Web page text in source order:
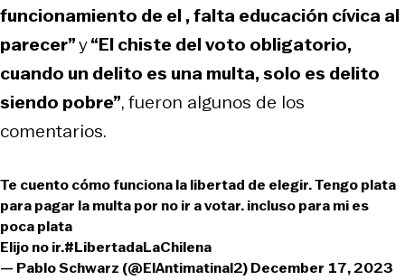
funcionamiento de el , falta educación cívica al
parecer”y“El chiste del voto obligatorio,
cuando un delito es una multa, solo es delito
siendo pobre”, fueron algunos de los
comentarios.
Te cuento cómo funciona la libertad de elegir. Tengo plata
para pagar la multa por no ir a votar. incluso para mi es
poca plata
Elijo no ir.#LibertadaLaChilena
— Pablo Schwarz (@ElAntimatinal2)December 17, 2023